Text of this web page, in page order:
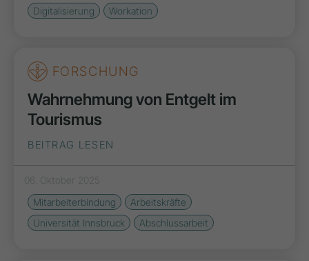
Digitalisierung
Workation
FORSCHUNG
Wahrnehmung von Entgelt im
Tourismus
BEITRAG LESEN
06. Oktober 2025
Mitarbeiterbindung
Arbeitskräfte
Universität Innsbruck
Abschlussarbeit